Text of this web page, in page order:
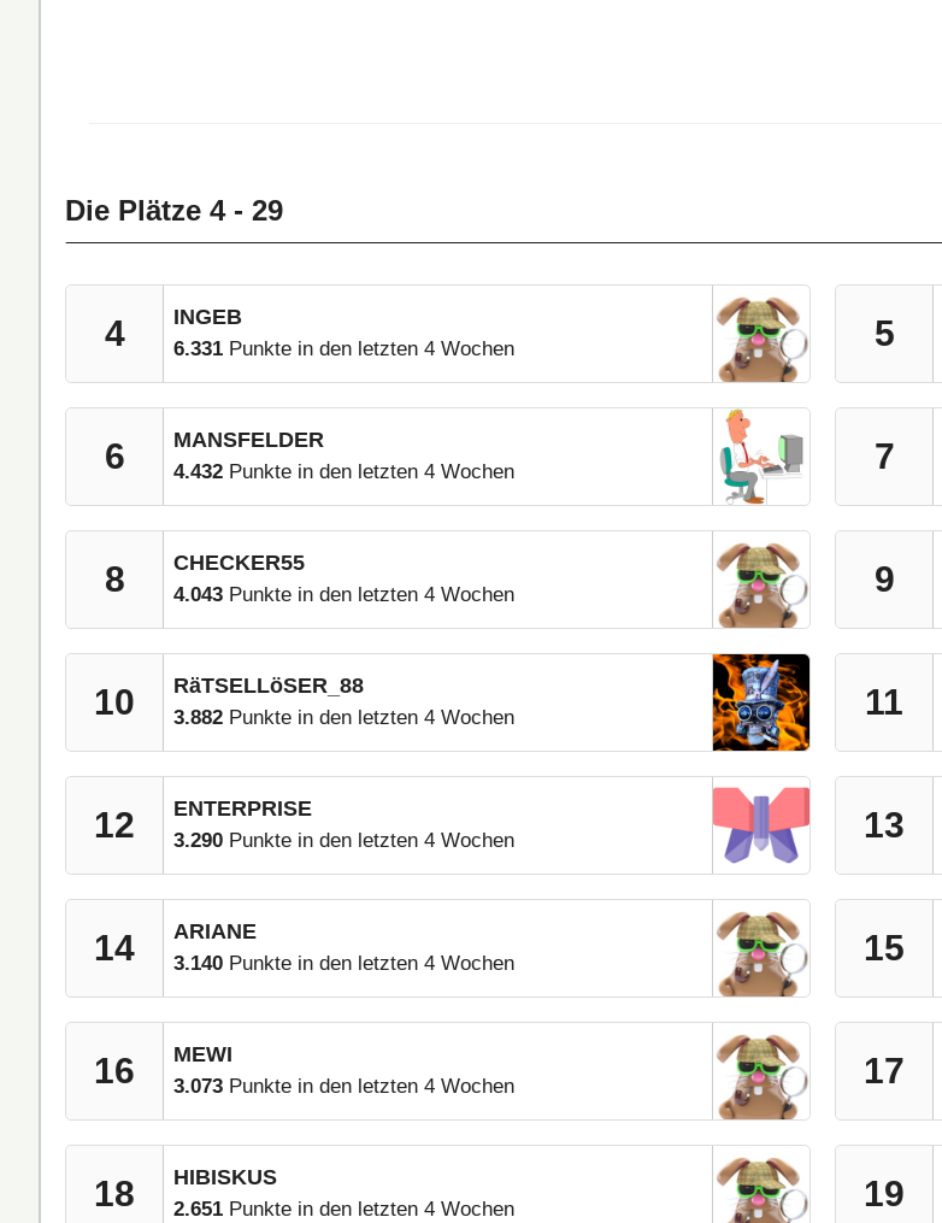
Die Plätze 4 - 29
4 INGEB
6.331 Punkte in den letzten 4 Wochen 5
6 MANSFELDER
4.432 Punkte in den letzten 4 Wochen 7
8 CHECKER55
4.043 Punkte in den letzten 4 Wochen 9
10 RäTSELLöSER_88
3.882 Punkte in den letzten 4 Wochen 11
12 ENTERPRISE
3.290 Punkte in den letzten 4 Wochen 13
14 ARIANE
3.140 Punkte in den letzten 4 Wochen 15
16 MEWI
3.073 Punkte in den letzten 4 Wochen 17
18 HIBISKUS
2.651 Punkte in den letzten 4 Wochen 19